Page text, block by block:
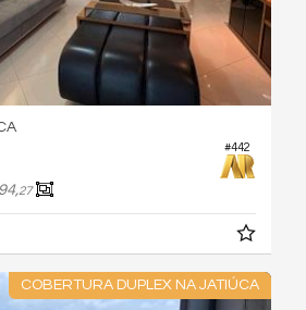
#442
94,27
COBERTURA DUPLEX NA JATIÚCA